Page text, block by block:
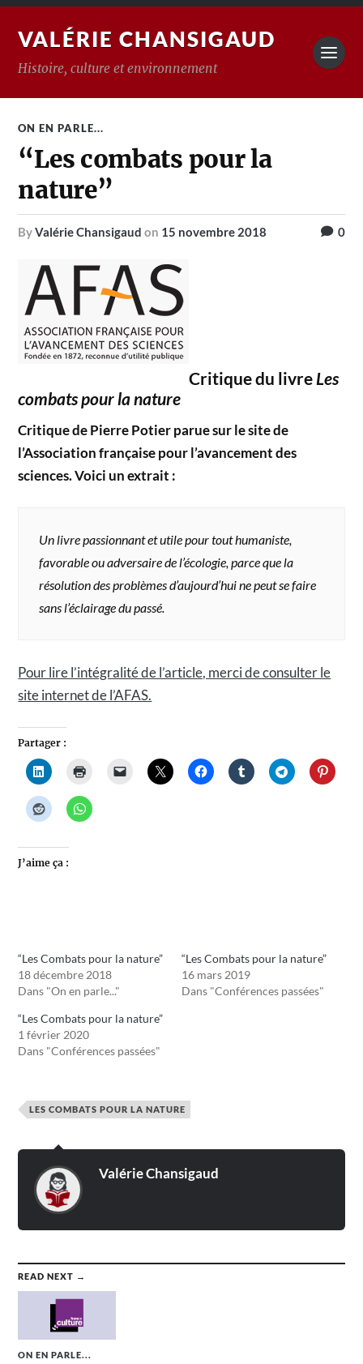
VALÉRIE CHANSIGAUD
Histoire, culture et environnement
ON EN PARLE...
“Les combats pour la
nature”
byValérie Chansigaud on 15 novembre 2018 0
Critique du livreLes
combats pour la nature
Critique de Pierre Potier parue sur le site de
l’Association française pour l’avancement des
sciences. Voici un extrait :
Un livre passionnant et utile pour tout humaniste,
favorable ou adversaire de l’écologie, parce que la
résolution des problèmes d’aujourd’hui ne peut se faire
sans l’éclairage du passé.
Pour lire l’intégralité de l’article, merci de consulter le
site internet de l’AFAS.
Partager :
J’aime ça :
“Les Combats pour la nature”
18 décembre 2018
Dans "On en parle..."
“Les Combats pour la nature”
16 mars 2019
Dans "Conférences passées"
“Les Combats pour la nature”
1 février 2020
Dans "Conférences passées"
LES COMBATS POUR LA NATURE
Valérie Chansigaud
READ NEXT →
ON EN PARLE...